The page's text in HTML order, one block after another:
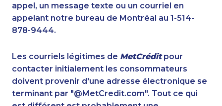
1-587-319-2136
1-587-319-2114
1-438-289-3508
1-289-777-9443
1-778-401-7210
1-289-777-9445
1-587-409-6575
1-780-420-2385
1-647-499-8103
1-587-316-3433
1-647-715-6072
1-587-489-1497
1-250-244-3524
appel, un message texte ou un courriel en
appelant notre bureau de Montréal au 1-514-
878-9444.
Les courriels légitimes de MetCréditpour
contacter initialement les consommateurs
doivent provenir d'une adresse électronique se
terminant par "@MetCredit.com". Tout ce qui